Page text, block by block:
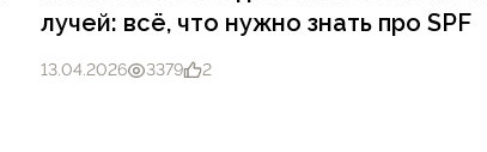
лучей: всё, что нужно знать про SPF
13.04.2026 3379 2